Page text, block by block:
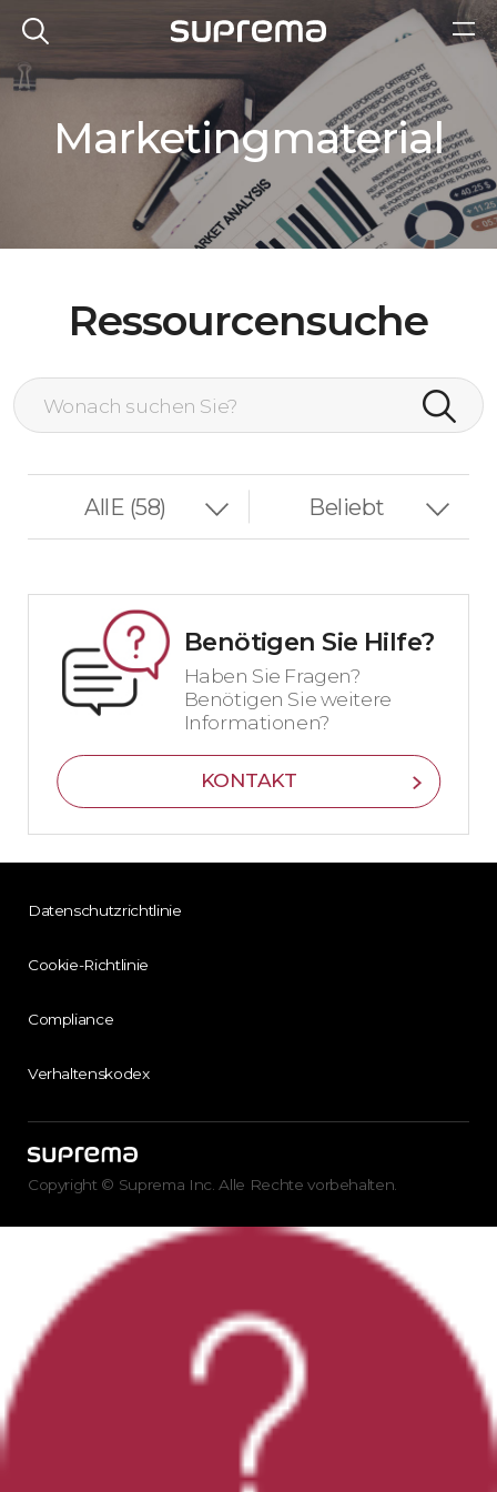
Marketingmaterial
Ressourcensuche
Benötigen Sie Hilfe?
Haben Sie Fragen?
Benötigen Sie weitere
Informationen?
KONTAKT
Datenschutzrichtlinie
Cookie-Richtlinie
Compliance
Verhaltenskodex
Copyright © Suprema Inc. Alle Rechte vorbehalten.